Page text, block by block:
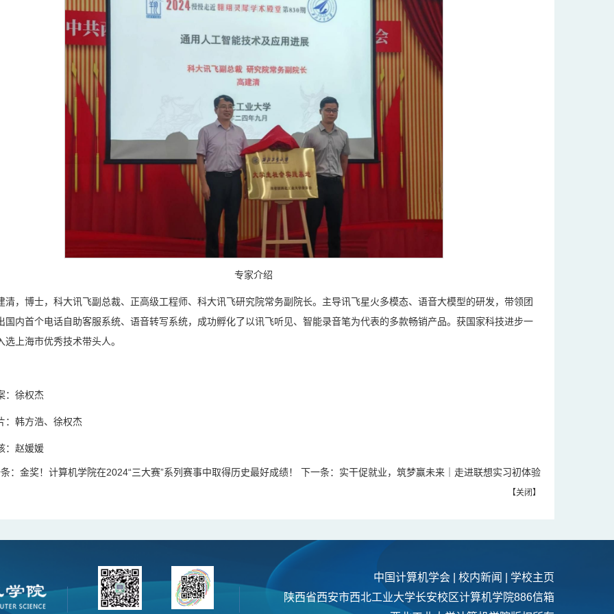
专家介绍
清，博士，科大讯飞副总裁、正高级工程师、科大讯飞研究院常务副院长。主导讯飞星火多模态、语音大模型的研发，带领团
国内首个电话自助客服系统、语音转写系统，成功孵化了以讯飞听见、智能录音笔为代表的多款畅销产品。获国家科技进步一
选上海市优秀技术带头人。
：徐权杰
：韩方浩、徐权杰
：赵媛媛
： 金奖！计算机学院在2024“三大赛”系列赛事中取得历史最好成绩！ 下一条： 实干促就业，筑梦赢未来｜走进联想实习初体验
【关闭 】
中国计算机学会 校内新闻
学校主页
陕西省西安市西北工业大学长安校区计算机学院886信箱